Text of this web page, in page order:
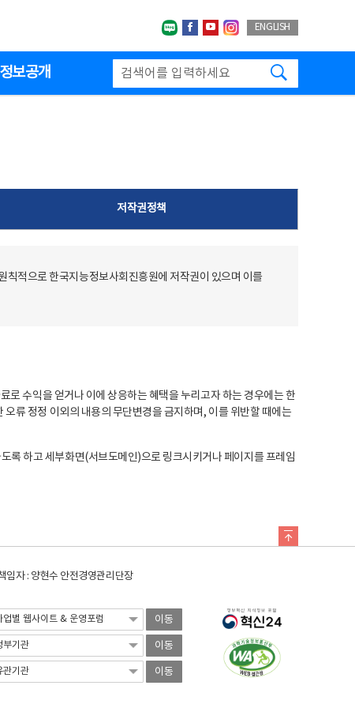
네이버블로그
페이스북
유투브인스타그랩
ENGLISH
정보공개
저작권정책
칙적으로 한국지능정보사회진흥원에 저작권이 있으며 이를
로 수익을 얻거나 이에 상응하는 혜택을 누리고자 하는 경우에는 한
류 정정 이외의 내용의 무단변경을 금지하며, 이를 위반할 때에는
록 하고 세부화면(서브도메인)으로 링크시키거나 페이지를 프레임
임자 : 양현수 안전경영관리단장
이동
이동
이동